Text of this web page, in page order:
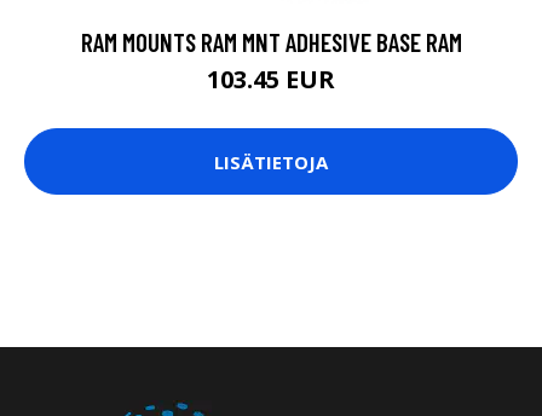
RAM MOUNTS RAM MNT ADHESIVE BASE RAM
103.45 EUR
LISÄTIETOJA